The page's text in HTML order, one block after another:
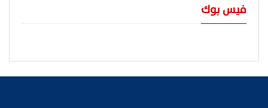
فيس بوك